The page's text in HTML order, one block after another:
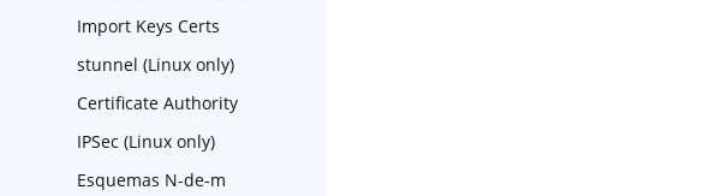
Import Keys Certs
stunnel (Linux only)
Certificate Authority
IPSec (Linux only)
Esquemas N-de-m